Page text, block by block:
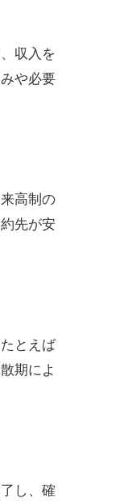
収入を
や必要
高制の
先が安
とえば
期によ
し、確